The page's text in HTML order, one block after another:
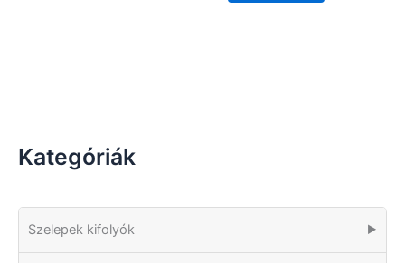
Kategóriák
Szelepek kifolyók ▶